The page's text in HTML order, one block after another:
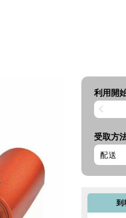
利用開
受取方
到